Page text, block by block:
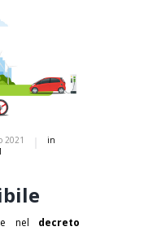
2021
in
nel decreto